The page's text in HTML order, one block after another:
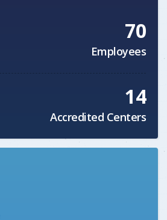
70
Employees
14
Accredited Centers